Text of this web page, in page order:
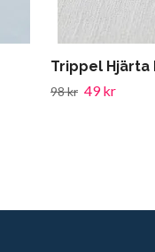
Trippel Hjärta
98 kr 49 kr